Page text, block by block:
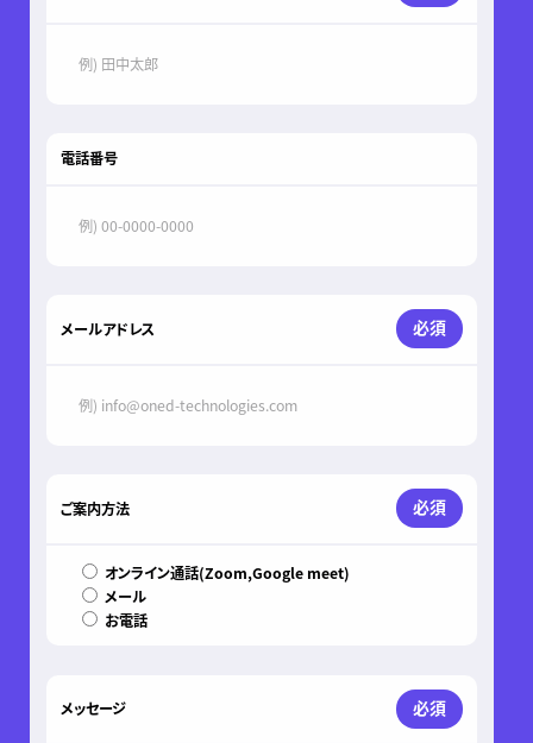
電話番号
メールアドレス 必須
ご案内方法 必須
オンライン通話(Zoom,Google meet)
メール
お電話
メッセージ 必須